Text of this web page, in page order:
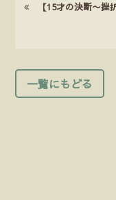
【15才の決断〜挫
一覧にもどる